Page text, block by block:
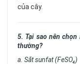
của cây.
5. Tại sao nên chọn
thường?
a. Sắt sunfat (FeSO₄)